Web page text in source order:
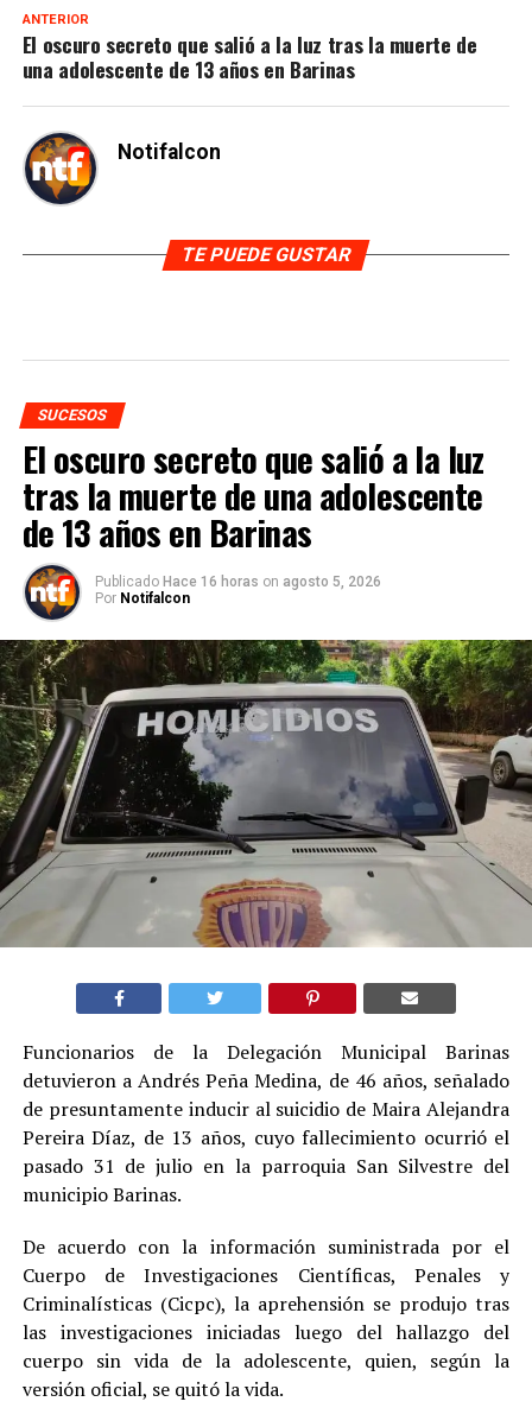
ANTERIOR
El oscuro secreto que salió a la luz tras la muerte de
una adolescente de 13 años en Barinas
Notifalcon
TE PUEDE GUSTAR
SUCESOS
El oscuro secreto que salió a la luz
tras la muerte de una adolescente
de 13 años en Barinas
Publicado Hace 16 horas on agosto 5, 2026
Por Notifalcon
Funcionarios de la Delegación Municipal Barinas
detuvieron a Andrés Peña Medina, de 46 años, señalado
de presuntamente inducir al suicidio de Maira Alejandra
Pereira Díaz, de 13 años, cuyo fallecimiento ocurrió el
pasado 31 de julio en la parroquia San Silvestre del
municipio Barinas.
De acuerdo con la información suministrada por el
Cuerpo de Investigaciones Científicas, Penales y
Criminalísticas (Cicpc), la aprehensión se produjo tras
las investigaciones iniciadas luego del hallazgo del
cuerpo sin vida de la adolescente, quien, según la
versión oficial, se quitó la vida.